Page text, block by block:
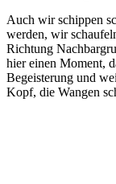
Auch wir schippen
werden, wir
Richtung
hier einen Moment,
Begeisterung und
Kopf, die Wangen